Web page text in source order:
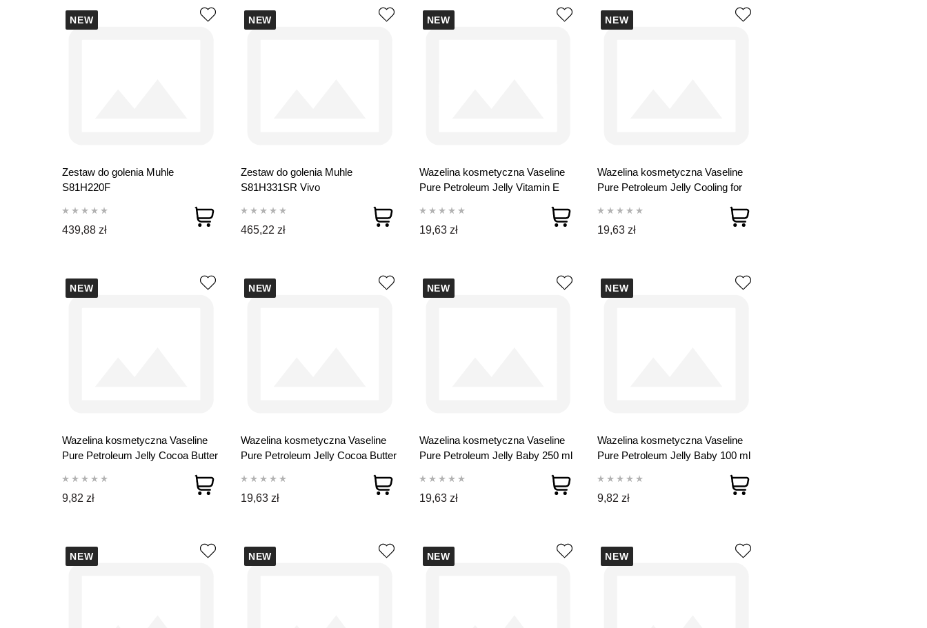
NEW
Zestaw do golenia Muhle
S81H220F
439,88 zł
NEW
Zestaw do golenia Muhle
S81H331SR Vivo
465,22 zł
NEW
Wazelina kosmetyczna Vaseline
Pure Petroleum Jelly Vitamin E
19,63 zł
NEW
Wazelina kosmetyczna Vaseline
Pure Petroleum Jelly Cooling for
19,63 zł
NEW
Wazelina kosmetyczna Vaseline
Pure Petroleum Jelly Cocoa Butter
9,82 zł
NEW
Wazelina kosmetyczna Vaseline
Pure Petroleum Jelly Cocoa Butter
19,63 zł
NEW
Wazelina kosmetyczna Vaseline
Pure Petroleum Jelly Baby 250 ml
19,63 zł
NEW
Wazelina kosmetyczna Vaseline
Pure Petroleum Jelly Baby 100 ml
9,82 zł
NEW NEW NEW NEW